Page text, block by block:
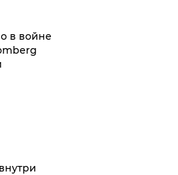
в войне